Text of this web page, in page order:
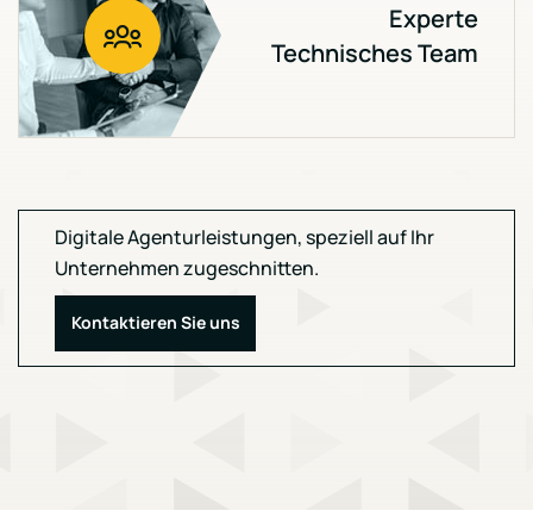
Experte
Technisches Team
Digitale Agenturleistungen, speziell auf Ihr
Unternehmen zugeschnitten.
Kontaktieren Sie uns